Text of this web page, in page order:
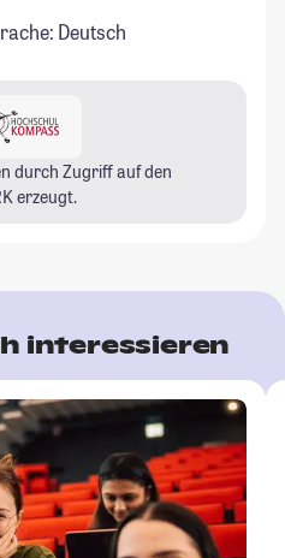
Deutsch
durch Zugriff auf den
erzeugt.
interessieren